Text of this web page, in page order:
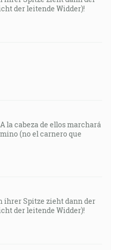
der leitende Widder)!
la cabeza de ellos marchará
(no el carnero que
ihrer Spitze zieht dann der
der leitende Widder)!